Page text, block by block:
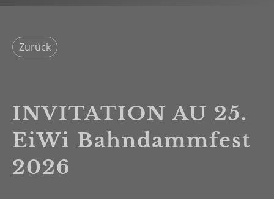
Zurück
INVITATION AU 25.
EiWi Bahndammfest
2026